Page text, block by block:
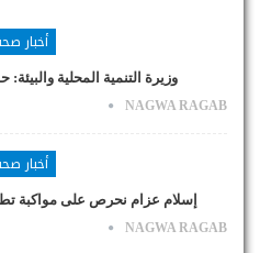
أخبار
وزيرة التنمية المحلية
NAGWA RAGAB
أخبار
إسلام عزام نحرص على مواكبة
NAGWA RAGAB